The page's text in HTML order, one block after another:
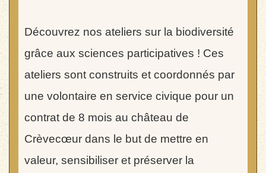
Découvrez nos ateliers sur la biodiversité
grâce aux sciences participatives ! Ces
ateliers sont construits et coordonnés par
une volontaire en service civique pour un
contrat de 8 mois au château de
Crèvecœur dans le but de mettre en
valeur, sensibiliser et préserver la